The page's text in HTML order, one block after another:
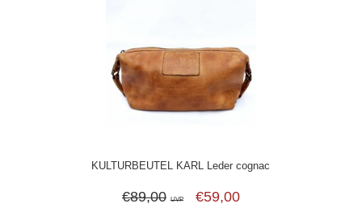
KULTURBEUTEL KARL Leder cognac
€89,00 UVP €59,00